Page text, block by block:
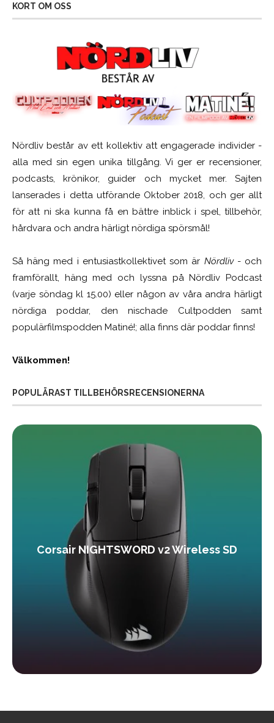
KORT OM OSS
Nördliv består av ett kollektiv att engagerade individer -
alla med sin egen unika tillgång. Vi ger er recensioner,
podcasts, krönikor, guider och mycket mer. Sajten
lanserades i detta utförande Oktober 2018, och ger allt
för att ni ska kunna få en bättre inblick i spel, tillbehör,
hårdvara och andra härligt nördiga spörsmål!
Så häng med i entusiastkollektivet som är Nördliv- och
framförallt, häng med och lyssna på Nördliv Podcast
(varje söndag kl 15.00) eller någon av våra andra härligt
nördiga poddar, den nischade Cultpodden samt
populärfilmspodden Matiné!; alla finns där poddar finns!
Välkommen!
POPULÄRAST TILLBEHÖRSRECENSIONERNA
Corsair NIGHTSWORD v2 Wireless SD